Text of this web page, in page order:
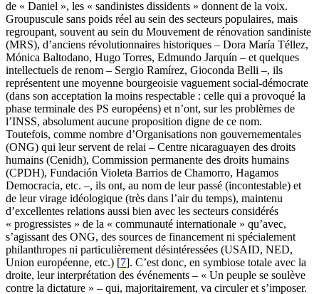
de « Daniel », les « sandinistes dissidents » donnent de la voix.
Groupuscule sans poids réel au sein des secteurs populaires, mais
regroupant, souvent au sein du Mouvement de rénovation sandiniste
(MRS), d’anciens révolutionnaires historiques – Dora María Téllez,
Mónica Baltodano, Hugo Torres, Edmundo Jarquín – et quelques
intellectuels de renom – Sergio Ramírez, Gioconda Belli –, ils
représentent une moyenne bourgeoisie vaguement social-démocrate
(dans son acceptation la moins respectable : celle qui a provoqué la
phase terminale des PS européens) et n’ont, sur les problèmes de
l’INSS, absolument aucune proposition digne de ce nom.
Toutefois, comme nombre d’Organisations non gouvernementales
(ONG) qui leur servent de relai – Centre nicaraguayen des droits
humains (Cenidh), Commission permanente des droits humains
(CPDH), Fundación Violeta Barrios de Chamorro, Hagamos
Democracia, etc. –, ils ont, au nom de leur passé (incontestable) et
de leur virage idéologique (très dans l’air du temps), maintenu
d’excellentes relations aussi bien avec les secteurs considérés
« progressistes » de la « communauté internationale » qu’avec,
s’agissant des ONG, des sources de financement ni spécialement
philanthropes ni particulièrement désintéressées (USAID, NED,
Union européenne, etc.) [7]. C’est donc, en symbiose totale avec la
droite, leur interprétation des événements – « Un peuple se soulève
contre la dictature » – qui, majoritairement, va circuler et s’imposer.